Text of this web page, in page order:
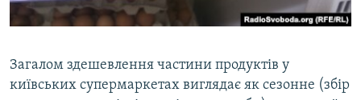
Загалом здешевлення частини продуктів у
київських супермаркетах виглядає як сезонне (збір